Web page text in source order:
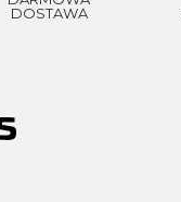
DOSTAWA